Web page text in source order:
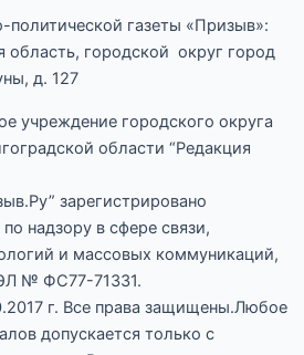
политической газеты «Призыв»:
область, городской округ город
д. 127
учреждение городского округа
области “Редакция
зарегистрировано
надзору в сфере связи,
и массовых коммуникаций,
№ ФС77-71331.
г. Все права защищены.Любое
допускается только с